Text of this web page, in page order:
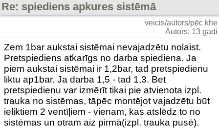
Re: spiediens apkures sistēmā
veicis/autors/pēc khe
Autors: 13 gadi
Zem 1bar aukstai sistēmai nevajadzētu nolaist.
Pretspiediens atkarīgs no darba spiediena. Ja
piem aukstai sistēmai ir 1,2bar, tad pretspiedienu
liktu ap1bar. Ja darba 1,5 - tad 1,3. Bet
pretspiedienu var izmērīt tikai pie atvienota izpl.
trauka no sistēmas, tāpēc montējot vajadzētu būt
ieliktiem 2 ventīļiem - vienam, kas atslēdz to no
sistēmas un otram aiz pirmā(izpl. trauka pusē).